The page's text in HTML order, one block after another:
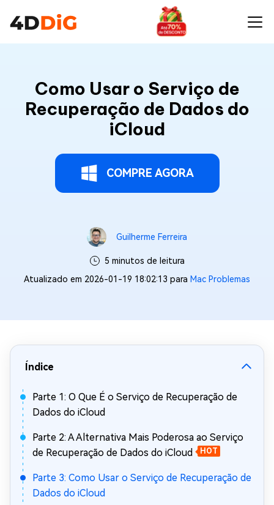
Como Usar o Serviço de
Recuperação de Dados do
iCloud
COMPRE AGORA
Guilherme Ferreira
5 minutos de leitura
Atualizado em 2026-01-19 18:02:13 para Mac Problemas
Índice
Parte 1: O Que É o Serviço de Recuperação de
Dados do iCloud
Parte 2: A Alternativa Mais Poderosa ao Serviço
de Recuperação de Dados do iCloud
HOT
Parte 3: Como Usar o Serviço de Recuperação de
Dados do iCloud